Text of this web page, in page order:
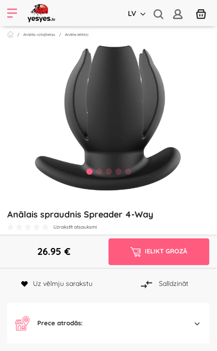
LV
Anālās rotaļlietas Anālie ieliktņi
Anālais spraudnis Spreader 4-Way
Uzrakstīt atsauksmi
26.95 € IELIKT GROZĀ
Uz vēlmju sarakstu Salīdzināt
Prece atrodās: